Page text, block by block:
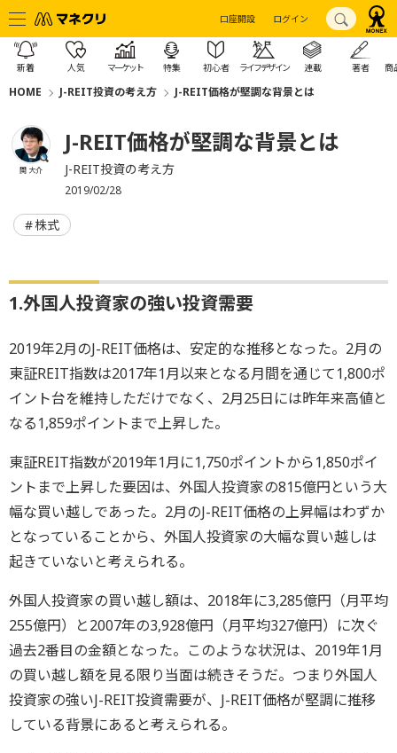
口座開設 ログイン
新着 人気 マーケット 特集 初心者 ライフデザイン 連載 著者 商
HOME J-REIT投資の考え方 J-REIT価格が堅調な背景とは
関 大介
J-REIT価格が堅調な背景とは
J-REIT投資の考え方
2019/02/28
株式
1.外国人投資家の強い投資需要
2019年2月のJ-REIT価格は、安定的な推移となった。2月の
東証REIT指数は2017年1月以来となる月間を通じて1,800ポ
イント台を維持しただけでなく、2月25日には昨年来高値と
なる1,859ポイントまで上昇した。
東証REIT指数が2019年1月に1,750ポイントから1,850ポイ
ントまで上昇した要因は、外国人投資家の815億円という大
幅な買い越しであった。2月のJ-REIT価格の上昇幅はわずか
となっていることから、外国人投資家の大幅な買い越しは
起きていないと考えられる。
外国人投資家の買い越し額は、2018年に3,285億円（月平均
255億円）と2007年の3,928億円（月平均327億円）に次ぐ
過去2番目の金額となった。このような状況は、2019年1月
の買い越し額を見る限り当面は続きそうだ。つまり外国人
投資家の強いJ-REIT投資需要が、J-REIT価格が堅調に推移
している背景にあると考えられる。